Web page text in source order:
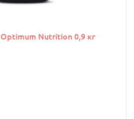
Nutrition 0,9 кг